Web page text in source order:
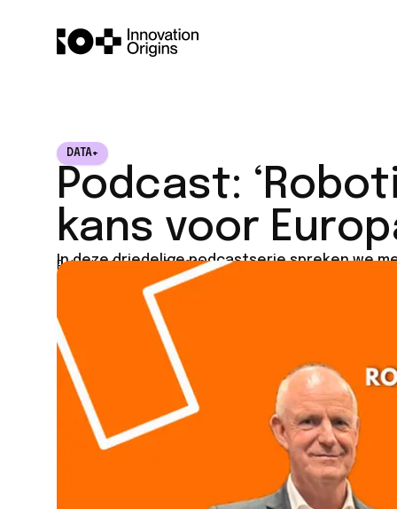
DATA+
Podcast:
kans voor
In deze driedelige podcastserie spreken we
Published on July 8, 2026